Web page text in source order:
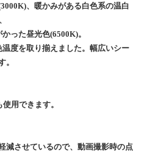
、暖かみがある白色系の温白
った昼光色(6500K)。
温度を取り揃えました。幅広いシー
。
用できます。
減させているので、動画撮影時の点